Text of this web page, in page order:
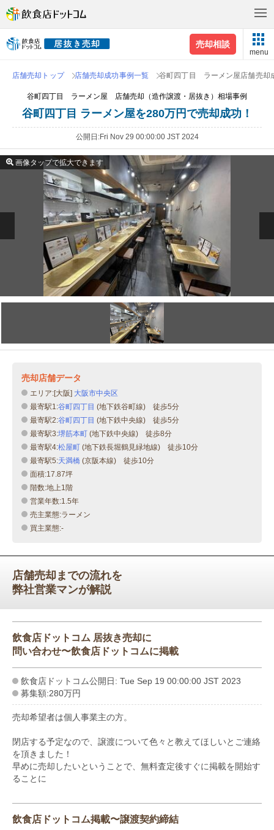
売却相談
menu
店舗売却トップ 店舗売却成功事例一覧 谷町四丁目 ラーメン屋店舗売却
谷町四丁目 ラーメン屋 店舗売却（造作譲渡・居抜き）相場事例
谷町四丁目 ラーメン屋を280万円で売却成功！
公開日 Fri Nov 29 00:00:00 JST 2024
画像タップで拡大できます
売却店舗データ
エリア:[大阪] 大阪市中央区
最寄駅1:谷町四丁目 (地下鉄谷町線) 徒歩5分
最寄駅2:谷町四丁目 (地下鉄中央線) 徒歩5分
最寄駅3:堺筋本町 (地下鉄中央線) 徒歩8分
最寄駅4:松屋町 (地下鉄長堀鶴見緑地線) 徒歩10分
最寄駅5:天満橋 (京阪本線) 徒歩10分
面積:17.87坪
階数:地上1階
営業年数:1.5年
売主業態:ラーメン
買主業態:-
店舗売却までの流れを
弊社営業マンが解説
飲食店ドットコム 居抜き売却に
問い合わせ〜飲食店ドットコムに掲載
飲食店ドットコム公開日: Tue Sep 19 00:00:00 JST 2023
募集額:280万円
売却希望者は個人事業主の方。
閉店する予定なので、譲渡について色々と教えてほしいとご連絡
を頂きました！
早めに売却したいということで、無料査定後すぐに掲載を開始す
ることに
飲食店ドットコム掲載〜譲渡契約締結